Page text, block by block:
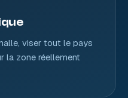
viser tout le pays
la zone réellement